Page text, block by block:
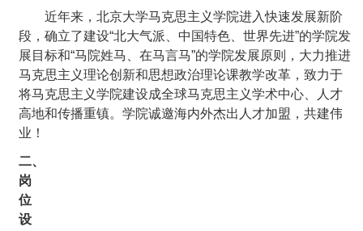
近年来，北京大学马克思主义学院进入快速发展新阶
段，确立了建设“北大气派、中国特色、世界先进”的学院发
展目标和“马院姓马、在马言马”的学院发展原则，大力推进
马克思主义理论创新和思想政治理论课教学改革，致力于
将马克思主义学院建设成全球马克思主义学术中心、人才
高地和传播重镇。学院诚邀海内外杰出人才加盟，共建伟
业！
二、
岗
位
设